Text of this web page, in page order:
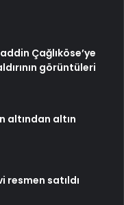
Çağlıköse’ye
görüntüleri
altından altın
resmen satıldı